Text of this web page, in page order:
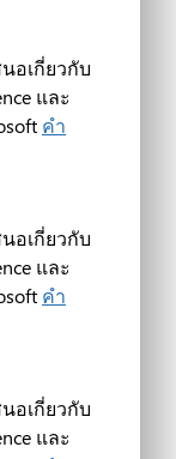
อเกี่ยวกับ
และ
คำ
อเกี่ยวกับ
และ
คำ
อเกี่ยวกับ
และ